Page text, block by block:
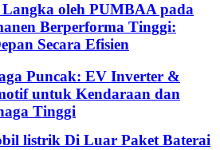
oleh PUMBAA pada
Berperforma Tinggi:
Secara Efisien
Puncak: EV Inverter &
untuk Kendaraan dan
Tinggi​
listrik Di Luar Paket Baterai